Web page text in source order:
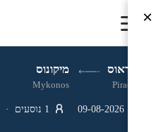
פיראוס מיקונוס
Piraeus
Mykonos
×